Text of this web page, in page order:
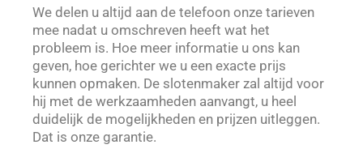
We delen u altijd aan de telefoon onze tarieven
mee nadat u omschreven heeft wat het
probleem is. Hoe meer informatie u ons kan
geven, hoe gerichter we u een exacte prijs
kunnen opmaken. De slotenmaker zal altijd voor
hij met de werkzaamheden aanvangt, u heel
duidelijk de mogelijkheden en prijzen uitleggen.
Dat is onze garantie.